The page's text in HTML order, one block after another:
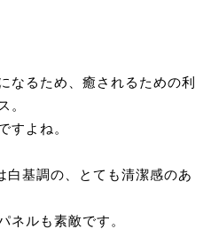
なるため、癒されるための利
。
すよね。
基調の、とても清潔感のあ
ネルも素敵です。